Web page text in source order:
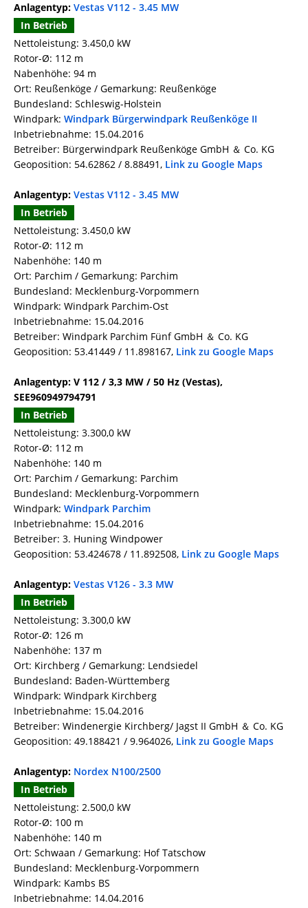
Anlagentyp: Vestas V112 - 3.45 MW
In Betrieb
Nettoleistung: 3.450,0 kW
Rotor-Ø: 112 m
Nabenhöhe: 94 m
Ort: Reußenköge / Gemarkung: Reußenköge
Bundesland: Schleswig-Holstein
Windpark: Windpark Bürgerwindpark Reußenköge II
Inbetriebnahme: 15.04.2016
Betreiber: Bürgerwindpark Reußenköge GmbH ＆ Co. KG
Geoposition: 54.62862 / 8.88491, Link zu Google Maps
Anlagentyp: Vestas V112 - 3.45 MW
In Betrieb
Nettoleistung: 3.450,0 kW
Rotor-Ø: 112 m
Nabenhöhe: 140 m
Ort: Parchim / Gemarkung: Parchim
Bundesland: Mecklenburg-Vorpommern
Windpark: Windpark Parchim-Ost
Inbetriebnahme: 15.04.2016
Betreiber: Windpark Parchim Fünf GmbH ＆ Co. KG
Geoposition: 53.41449 / 11.898167, Link zu Google Maps
Anlagentyp: V 112 / 3,3 MW / 50 Hz (Vestas),
SEE960949794791
In Betrieb
Nettoleistung: 3.300,0 kW
Rotor-Ø: 112 m
Nabenhöhe: 140 m
Ort: Parchim / Gemarkung: Parchim
Bundesland: Mecklenburg-Vorpommern
Windpark: Windpark Parchim
Inbetriebnahme: 15.04.2016
Betreiber: 3. Huning Windpower
Geoposition: 53.424678 / 11.892508, Link zu Google Maps
Anlagentyp: Vestas V126 - 3.3 MW
In Betrieb
Nettoleistung: 3.300,0 kW
Rotor-Ø: 126 m
Nabenhöhe: 137 m
Ort: Kirchberg / Gemarkung: Lendsiedel
Bundesland: Baden-Württemberg
Windpark: Windpark Kirchberg
Inbetriebnahme: 15.04.2016
Betreiber: Windenergie Kirchberg/ Jagst II GmbH ＆ Co. KG
Geoposition: 49.188421 / 9.964026, Link zu Google Maps
Anlagentyp: Nordex N100/2500
In Betrieb
Nettoleistung: 2.500,0 kW
Rotor-Ø: 100 m
Nabenhöhe: 140 m
Ort: Schwaan / Gemarkung: Hof Tatschow
Bundesland: Mecklenburg-Vorpommern
Windpark: Kambs BS
Inbetriebnahme: 14.04.2016